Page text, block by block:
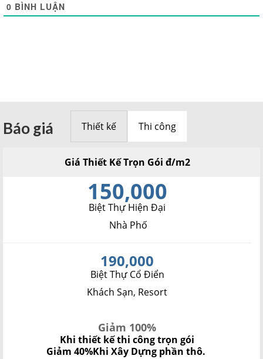
0 BÌNH LUẬN
Báo giá Thiết kế Thi công
Giá Thiết Kế Trọn Gói đ/m2
150,000
Biệt Thự Hiện Đại
Nhà Phố
190,000
Biệt Thự Cổ Điển
Khách Sạn, Resort
Giảm 100%
Khi thiết kế thi công trọn gói
Giảm 40%Khi Xây Dựng phần thô.